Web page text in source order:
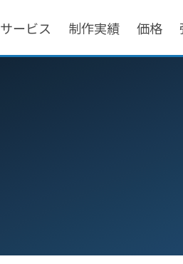
サービス 制作実績 価格